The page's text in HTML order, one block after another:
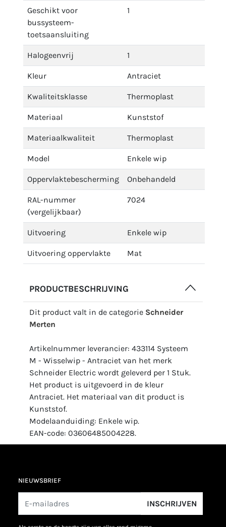
Geschikt voor
bussysteem-
toetsaansluiting
1
Halogeenvrij 1
Kleur Antraciet
Kwaliteitsklasse Thermoplast
Materiaal Kunststof
Materiaalkwaliteit Thermoplast
Model Enkele wip
Oppervlaktebescherming Onbehandeld
RAL-nummer
(vergelijkbaar)
7024
Uitvoering Enkele wip
Uitvoering oppervlakte Mat
PRODUCTBESCHRIJVING
Dit product valt in de categorie Schneider
Merten
Artikelnummer leverancier: 433114 Systeem
M - Wisselwip - Antraciet van het merk
Schneider Electric wordt geleverd per 1 Stuk.
Het product is uitgevoerd in de kleur
Antraciet. Het materiaal van dit product is
Kunststof.
Modelaanduiding: Enkele wip.
EAN-code: 03606485004228.
NIEUWSBRIEF
INSCHRIJVEN